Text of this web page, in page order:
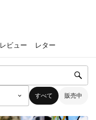
レビュー レター
すべて 販売中